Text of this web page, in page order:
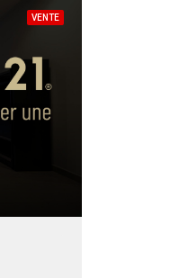
VENTE